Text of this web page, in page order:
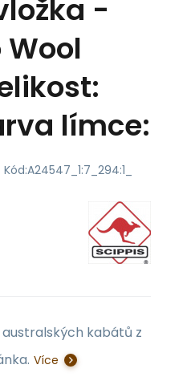
-
límce:
Kód:A24547_1:7_294:1_
australských kabátů z
Více